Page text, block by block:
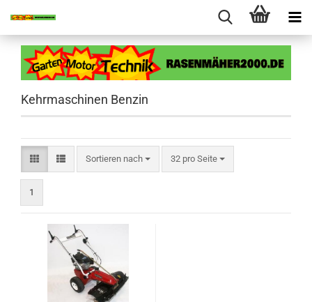
Kehrmaschinen Benzin
Sortieren nach
Sortieren nach 32 pro Seite
pro Seite
1